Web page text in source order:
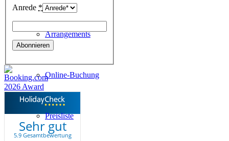
Arrangements
Online-Buchung
Preisliste
Anrede *
Sehr gut
5.9 Gesamtbewertung